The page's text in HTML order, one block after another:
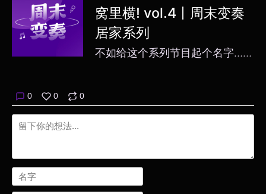
窝里横! vol.4丨周末变奏
居家系列
不如给这个系列节目起个名字……